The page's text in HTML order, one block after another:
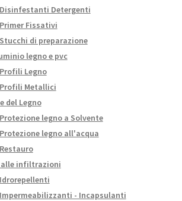
Disinfestanti Detergenti
Primer Fissativi
Stucchi di preparazione
legno e pvc
Profili Legno
Profili Metallici
del Legno
Protezione legno a Solvente
Protezione legno all'acqua
Restauro
alle infiltrazioni
Idrorepellenti
Impermeabilizzanti - Incapsulanti